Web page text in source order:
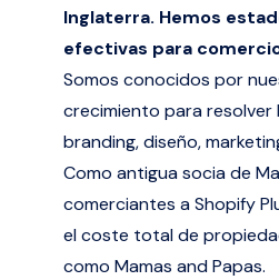
Inglaterra. Hemos
efectivas para
Somos conocidos por
crecimiento para
branding, diseño,
Como antigua socia de
comerciantes a Shopify
el coste total de
como Mamas and Papas.